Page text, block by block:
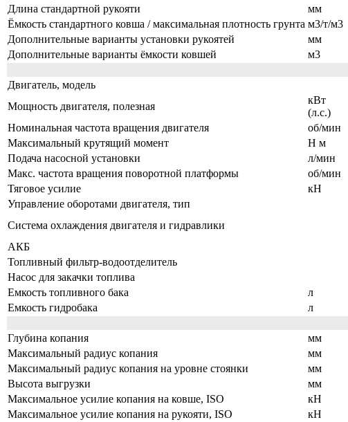
Длина стандартной рукояти
мм
Ёмкость стандартного ковша / максимальная плотность грунта м3/т/м3
Дополнительные варианты установки рукоятей
мм
Дополнительные варианты ёмкости ковшей
м3
Двигатель, модель
Мощность двигателя, полезная
кВт
(л.с.)
Номинальная частота вращения двигателя
об/мин
Максимальный крутящий момент
Н м
Подача насосной установки
л/мин
Макс. частота вращения поворотной платформы
об/мин
Тяговое усилие
кН
Управление оборотами двигателя, тип
Система охлаждения двигателя и гидравлики
АКБ
Топливный фильтр-водоотделитель
Насос для закачки топлива
Емкость топливного бака
л
Емкость гидробака
л
Глубина копания
мм
Максимальный радиус копания
мм
Максимальный радиус копания на уровне стоянки
мм
Высота выгрузки
мм
Максимальное усилие копания на ковше, ISO
кН
Максимальное усилие копания на рукояти, ISO
кН